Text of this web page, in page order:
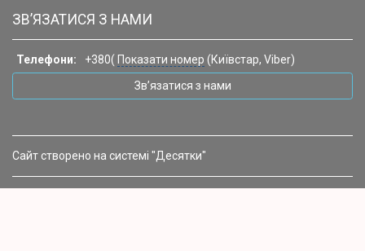
ЗВ’ЯЗАТИСЯ З НАМИ
Телефони: +380( Показати номер (Київстар, Viber)
Зв’язатися з нами
Сайт створено на системі "Десятки"